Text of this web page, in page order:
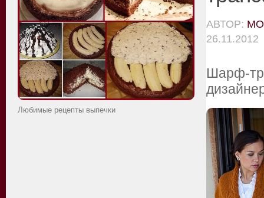
АВТОР:
26.11.2012
Шарф-
Любимые рецепты выпечки